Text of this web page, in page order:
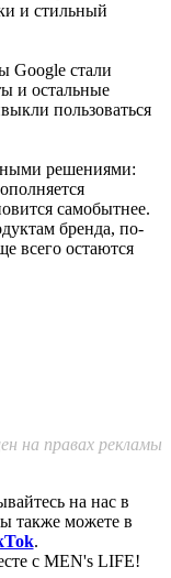
и стильный
Google стали
и остальные
пользоваться
решениями:
самобытнее.
бренда, по-
всего остаются
на правах рекламы
на нас в
также можете в
.
с MEN's LIFE!